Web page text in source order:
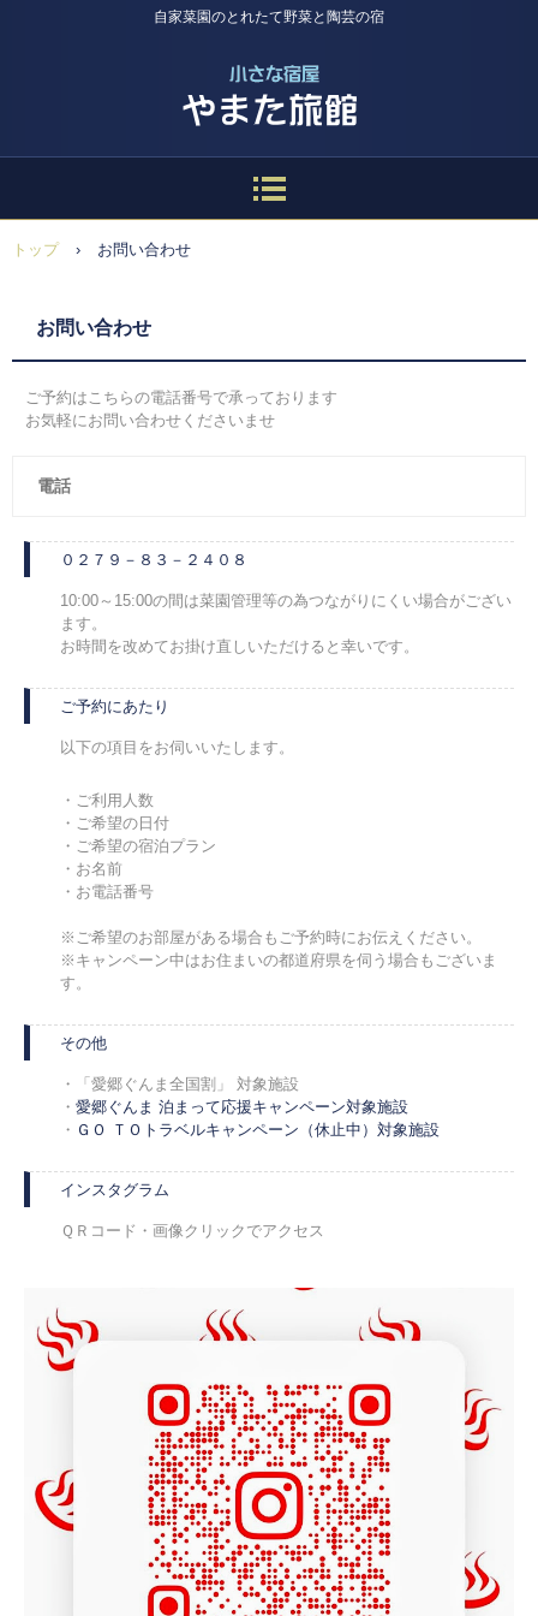
自家菜園のとれたて野菜と陶芸の宿
トップ › お問い合わせ
お問い合わせ
ご予約はこちらの電話番号で承っております
お気軽にお問い合わせくださいませ
電話
０２７９－８３－２４０８
10:00～15:00の間は菜園管理等の為つながりにくい場合がござい
ます。
お時間を改めてお掛け直しいただけると幸いです。
ご予約にあたり
以下の項目をお伺いいたします。
・ご利用人数
・ご希望の日付
・ご希望の宿泊プラン
・お名前
・お電話番号
※ご希望のお部屋がある場合もご予約時にお伝えください。
※キャンペーン中はお住まいの都道府県を伺う場合もございま
す。
その他
・「愛郷ぐんま全国割」 対象施設
・ 愛郷ぐんま 泊まって応援キャンペーン対象施設
・ ＧＯ ＴＯトラベルキャンペーン（休止中）対象施設
インスタグラム
ＱＲコード・画像クリックでアクセス